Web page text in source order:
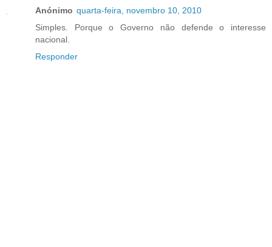
Anónimo quarta-feira, novembro 10, 2010
Simples. Porque o Governo não defende o interesse
nacional.
Responder